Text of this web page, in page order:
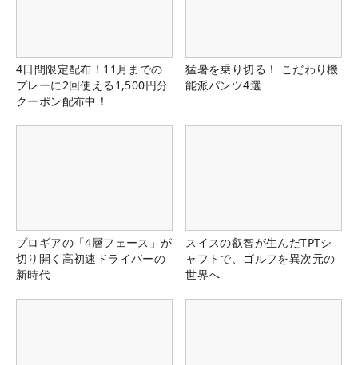
4日間限定配布！11月までの
プレーに2回使える1,500円分
クーポン配布中！
猛暑を乗り切る！ こだわり機
能派パンツ4選
プロギアの「4層フェース」が
切り開く高初速ドライバーの
新時代
スイスの叡智が生んだTPTシ
ャフトで、ゴルフを異次元の
世界へ